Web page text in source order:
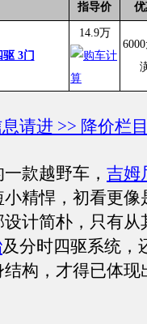
指导价
3门
14.9万
请进 >> 降价栏
款越野车， 吉姆
精悍，初看更像
计简朴，只有从
及分时四驱系统，
构，才得已体现